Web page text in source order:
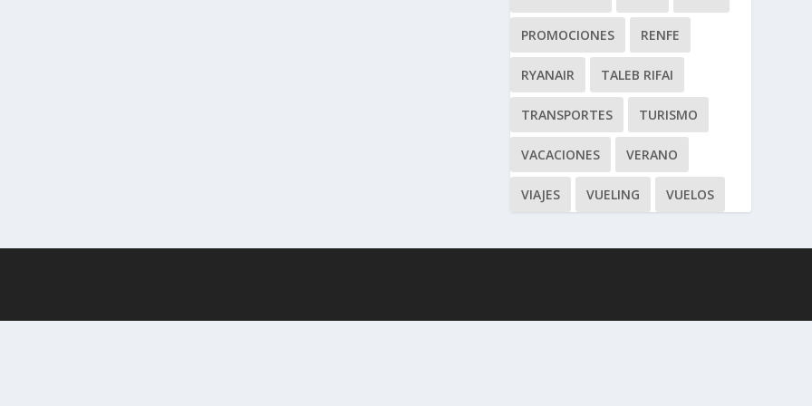
PROMOCIONES RENFE
RYANAIR TALEB RIFAI
TRANSPORTES TURISMO
VACACIONES VERANO
VIAJES VUELING VUELOS